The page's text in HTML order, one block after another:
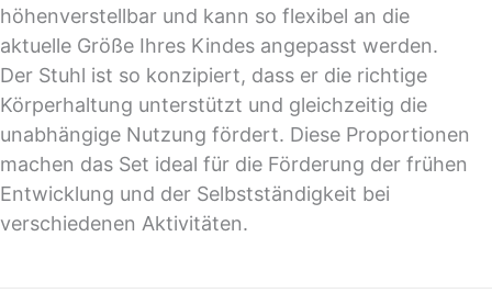
höhenverstellbar und kann so flexibel an die
aktuelle Größe Ihres Kindes angepasst werden.
Der Stuhl ist so konzipiert, dass er die richtige
Körperhaltung unterstützt und gleichzeitig die
unabhängige Nutzung fördert. Diese Proportionen
machen das Set ideal für die Förderung der frühen
Entwicklung und der Selbstständigkeit bei
verschiedenen Aktivitäten.